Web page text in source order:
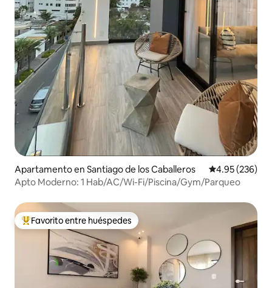
Apartamento en Santiago de los Caballeros Calificación
4.95 (236)
Apto Moderno: 1 Hab/AC/Wi-Fi/Piscina/Gym/Parqueo
Favorito entre huéspedes preferido
Favorito entre huéspedes